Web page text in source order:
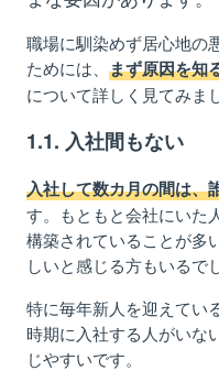
5.1. 条件を明確
5.2. 転職エージ
6. まとめ
職場に馴染めず居心地の
ためには、 まず原因を知
について詳しく見てみま
1.1. 入社間もない
入社して数カ月の間は、
す。もともと会社にいた
構築されていることが多
しいと感じる方もいるで
特に毎年新人を迎えてい
時期に入社する人がいな
じやすいです。